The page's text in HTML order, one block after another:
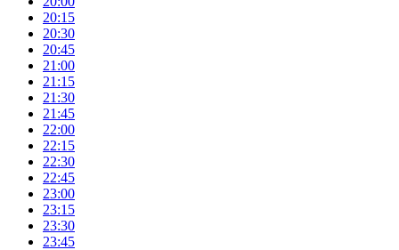
20:15
20:30
20:45
21:00
21:15
21:30
21:45
22:00
22:15
22:30
22:45
23:00
23:15
23:30
23:45